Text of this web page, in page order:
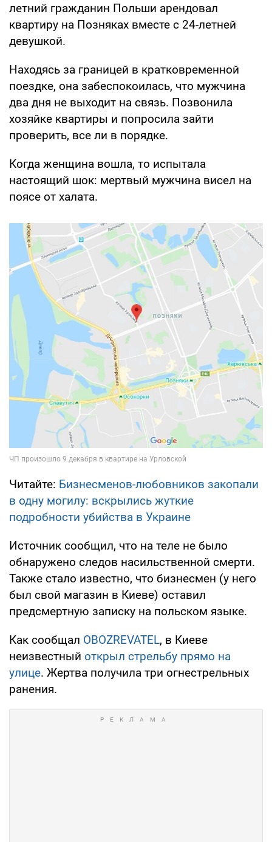
летний гражданин Польши арендовал
квартиру на Позняках вместе с 24-летней
девушкой.
Находясь за границей в кратковременной
поездке, она забеспокоилась, что мужчина
два дня не выходит на связь. Позвонила
хозяйке квартиры и попросила зайти
проверить, все ли в порядке.
Когда женщина вошла, то испытала
настоящий шок: мертвый мужчина висел на
поясе от халата.
Читайте: Бизнесменов-любовников закопали
в одну могилу: вскрылись жуткие
подробности убийства в Украине
Источник сообщил, что на теле не было
обнаружено следов насильственной смерти.
Также стало известно, что бизнесмен (у него
был свой магазин в Киеве) оставил
предсмертную записку на польском языке.
Как сообщал OBOZREVATEL, в Киеве
неизвестный открыл стрельбу прямо на
улице. Жертва получила три огнестрельных
ранения.